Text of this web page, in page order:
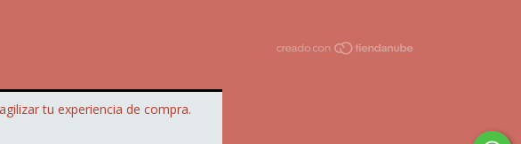
tu experiencia de compra.